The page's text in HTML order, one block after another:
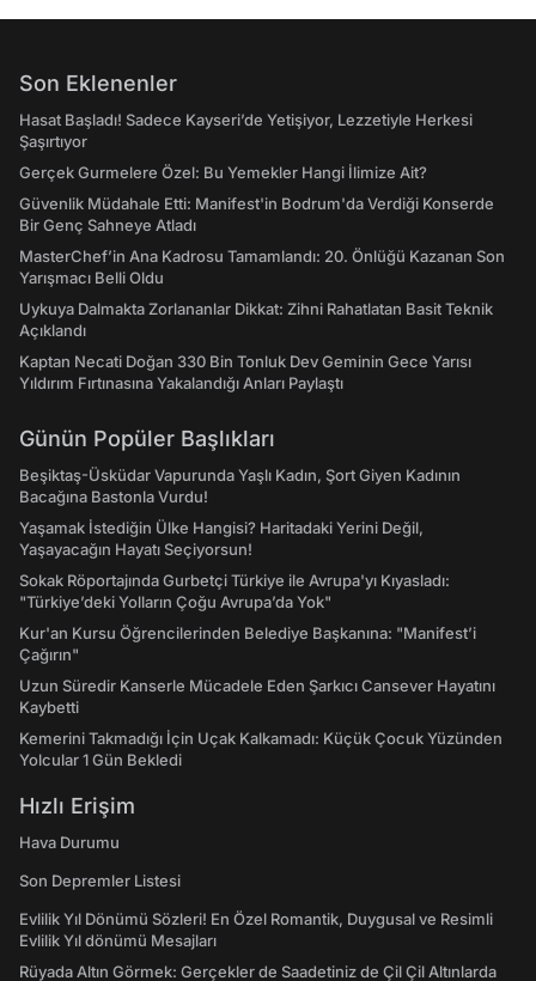
Son Eklenenler
Hasat Başladı! Sadece Kayseri’de Yetişiyor, Lezzetiyle Herkesi
Şaşırtıyor
Gerçek Gurmelere Özel: Bu Yemekler Hangi İlimize Ait?
Güvenlik Müdahale Etti: Manifest'in Bodrum'da Verdiği Konserde
Bir Genç Sahneye Atladı
MasterChef’in Ana Kadrosu Tamamlandı: 20. Önlüğü Kazanan Son
Yarışmacı Belli Oldu
Uykuya Dalmakta Zorlananlar Dikkat: Zihni Rahatlatan Basit Teknik
Açıklandı
Kaptan Necati Doğan 330 Bin Tonluk Dev Geminin Gece Yarısı
Yıldırım Fırtınasına Yakalandığı Anları Paylaştı
Günün Popüler Başlıkları
Beşiktaş-Üsküdar Vapurunda Yaşlı Kadın, Şort Giyen Kadının
Bacağına Bastonla Vurdu!
Yaşamak İstediğin Ülke Hangisi? Haritadaki Yerini Değil,
Yaşayacağın Hayatı Seçiyorsun!
Sokak Röportajında Gurbetçi Türkiye ile Avrupa'yı Kıyasladı:
"Türkiye’deki Yolların Çoğu Avrupa’da Yok"
Kur'an Kursu Öğrencilerinden Belediye Başkanına: "Manifest’i
Çağırın"
Uzun Süredir Kanserle Mücadele Eden Şarkıcı Cansever Hayatını
Kaybetti
Kemerini Takmadığı İçin Uçak Kalkamadı: Küçük Çocuk Yüzünden
Yolcular 1 Gün Bekledi
Hızlı Erişim
Hava Durumu
Son Depremler Listesi
Evlilik Yıl Dönümü Sözleri! En Özel Romantik, Duygusal ve Resimli
Evlilik Yıl dönümü Mesajları
Rüyada Altın Görmek: Gerçekler de Saadetiniz de Çil Çil Altınlarda